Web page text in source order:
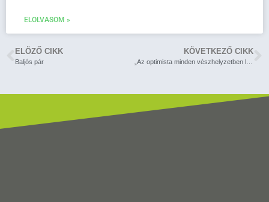
ELOLVASOM »
ELÖZŐ CIKK
Baljós pár
KÖVETKEZŐ CIKK
„Az optimista minden vészhelyzetben lehetőséget lát”